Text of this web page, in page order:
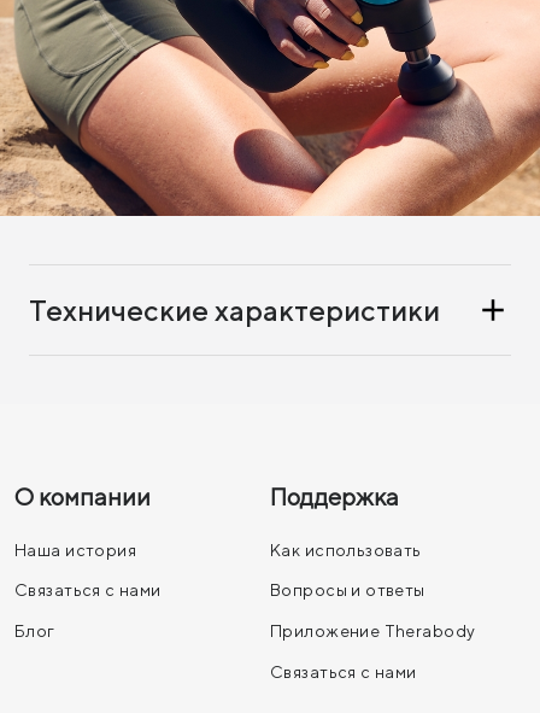
Технические характеристики
О компании
Наша история
Связаться с нами
Блог
Поддержка
Как использовать
Вопросы и ответы
Приложение Therabody
Связаться с нами